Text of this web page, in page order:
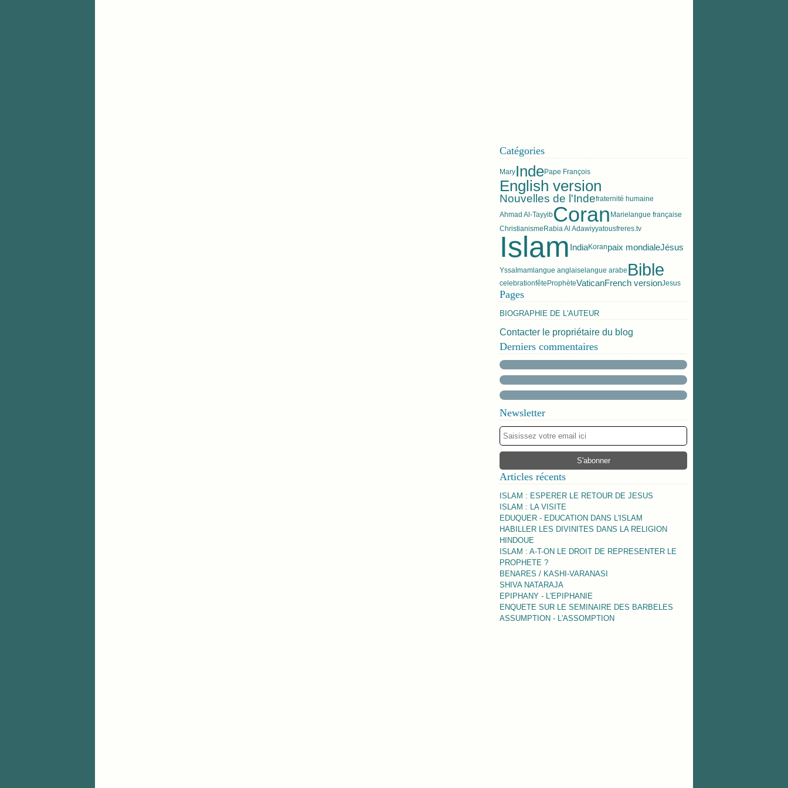
Catégories
MaryIndePape François
English version
Nouvelles de l'Indefraternité humaine
Ahmad Al-TayyibCoran Marie langue française
Christianisme Rabia Al Adawiyyatousfreres.tv
Islam IndiaKoranpaix mondialeJésus
YssaImamlangue anglaiselangue arabe Bible
celebrationfêteProphèteVaticanFrench versionJesus
Pages
BIOGRAPHIE DE L'AUTEUR
Contacter le propriétaire du blog
Derniers commentaires
Newsletter
Articles récents
ISLAM : ESPERER LE RETOUR DE JESUS
ISLAM : LA VISITE
EDUQUER - EDUCATION DANS L'ISLAM
HABILLER LES DIVINITES DANS LA RELIGION
HINDOUE
ISLAM : A-T-ON LE DROIT DE REPRESENTER LE
PROPHETE ?
BENARES / KASHI-VARANASI
SHIVA NATARAJA
EPIPHANY - L'EPIPHANIE
ENQUETE SUR LE SEMINAIRE DES BARBELES
ASSUMPTION - L'ASSOMPTION